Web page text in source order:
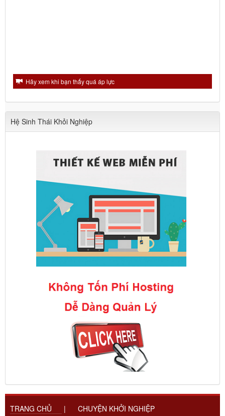
Hãy xem khi bạn thấy quá áp lực
Hệ Sinh Thái Khỏi Nghiệp
TRANG CHỦ | CHUYỆN KHỞI NGHIỆP